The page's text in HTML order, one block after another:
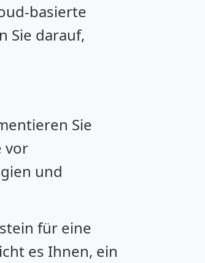
basierte
Sie darauf,
Sie
vor
und
für eine
es Ihnen, ein